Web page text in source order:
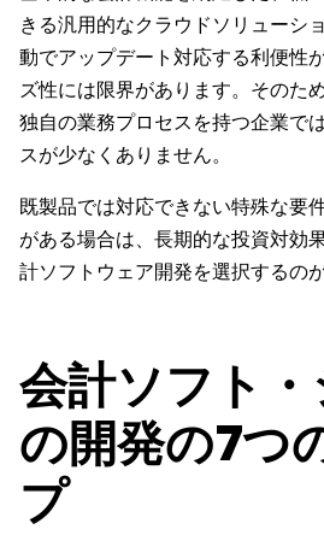
きる汎用的なクラウドソリューシ
動でアップデート対応する利便性
ズ性には限界があります。そのた
独自の業務プロセスを持つ企業で
スが少なくありません。
既製品では対応できない特殊な要
がある場合は、長期的な投資対効
計ソフトウェア開発を選択するのが
会計ソフト
の開発の7つ
プ